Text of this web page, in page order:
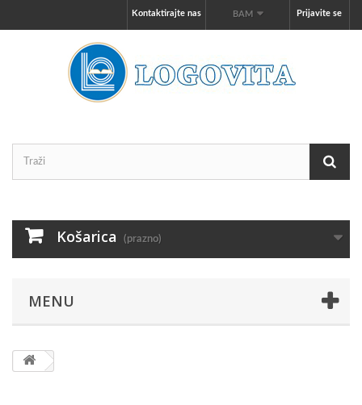
Prijavite se
BAM
Kontaktirajte nas
Košarica (prazno)
MENU